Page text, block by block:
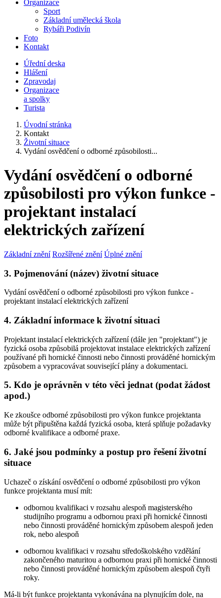
Organizace
Sport
Základní umělecká škola
Rybáři Podivín
Foto
Kontakt
Úřední deska
Hlášení
Zpravodaj
Organizace
a spolky
Turista
Úvodní stránka
Kontakt
Životní situace
Vydání osvědčení o odborné způsobilosti...
Vydání osvědčení o odborné
způsobilosti pro výkon funkce -
projektant instalací
elektrických zařízení
Základní znění Rozšířené znění Úplné znění
3. Pojmenování (název) životní situace
Vydání osvědčení o odborné způsobilosti pro výkon funkce -
projektant instalací elektrických zařízení
4. Základní informace k životní situaci
Projektant instalací elektrických zařízení (dále jen "projektant") je
fyzická osoba způsobilá projektovat instalace elektrických zařízení
používané při hornické činnosti nebo činnosti prováděné hornickým
způsobem a vypracovávat související plány a dokumentaci.
5. Kdo je oprávněn v této věci jednat (podat žádost
apod.)
Ke zkoušce odborné způsobilosti pro výkon funkce projektanta
může být připuštěna každá fyzická osoba, která splňuje požadavky
odborné kvalifikace a odborné praxe.
6. Jaké jsou podmínky a postup pro řešení životní
situace
Uchazeč o získání osvědčení o odborné způsobilosti pro výkon
funkce projektanta musí mít:
odbornou kvalifikaci v rozsahu alespoň magisterského
studijního programu a odbornou praxi při hornické činnosti
nebo činnosti prováděné hornickým způsobem alespoň jeden
rok, nebo alespoň
odbornou kvalifikaci v rozsahu středoškolského vzdělání
zakončeného maturitou a odbornou praxi při hornické činnosti
nebo činnosti prováděné hornickým způsobem alespoň čtyři
roky.
Má-li být funkce projektanta vykonávána na plynujícím dole, na